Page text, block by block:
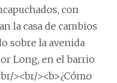
con
la casa de cambios
sobre la avenida
Long, en el barrio
><br/><b>¿Cómo